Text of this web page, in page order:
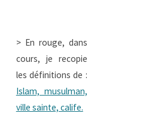
> En rouge, dans
cours, je recopie
les définitions de :
Islam, musulman,
ville sainte, calife.